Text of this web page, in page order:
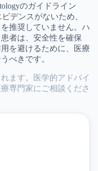
のガイドライン
デンスがないため、
推奨していません。ハ
者は、安全性を確保
を避けるために、医療
べきです。
ます。医学的アドバイ
専門家にご相談くださ